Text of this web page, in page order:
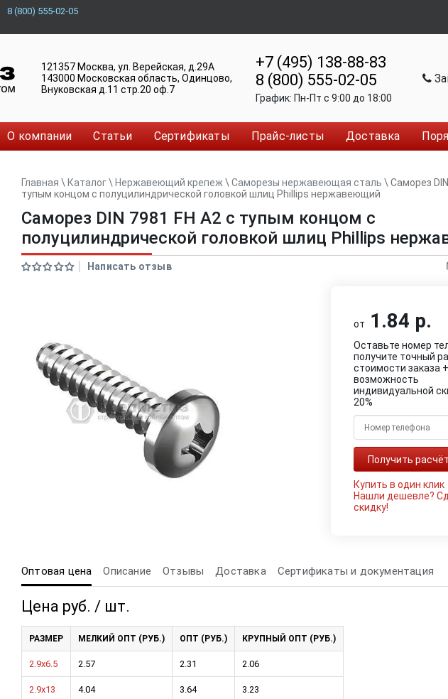
8 (800) 555-02-05
121357 Москва, ул. Верейская, д.29А
143000 Московская область, Одинцово,
Внуковская д.11 стр.20 оф.7
+7 (495) 138-88-83
8 (800) 555-02-05
График: Пн-Пт c 9:00 до 18:00
О компании Статьи Сертификаты Прайс-листы Доставка
Главная \ Каталог\ Нержавеющий крепеж \ Саморезы нержавеющая сталь \ Саморез
тупым концом с полуцилиндрической головкой шлиц Phillips нержавеющий
Саморез DIN 7981 FH A2 с тупым концом с
полуцилиндрической головкой шлиц Phillips
Написать отзыв
от 1.84 р.
Оставьте номер
получите точный
стоимости заказа +
возможность
индивидуальной
20%
Купить в один клик
Нашли дешевле?
скидку!
Оптовая цена Описание Отзывы Доставка Сертификаты и документация
Цена руб. / шт.
РАЗМЕР МЕЛКИЙ ОПТ (РУБ.) ОПТ (РУБ.) КРУПНЫЙ ОПТ (РУБ.)
2.9x6.5 2.57 2.31 2.06
2.9x13 4.04 3.64 3.23